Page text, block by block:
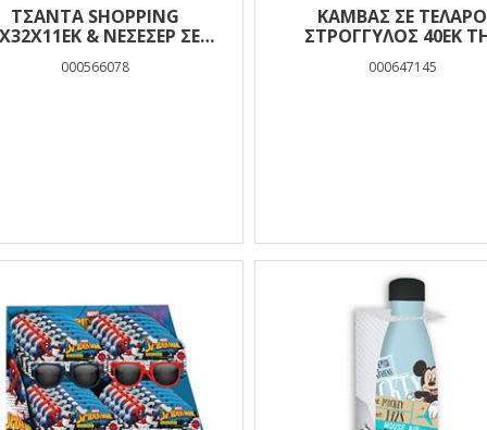
ΤΣΑΝΤΑ SHOPPING
& ΝΕΣΕΣΕΡ ΣΕΤ
000566078
ΚΑΜΒΑΣ ΣΕ ΤΕΛΑΡΟ
ΣΤΡΟΓΓΥΛΟΣ 40ΕΚ
000647145